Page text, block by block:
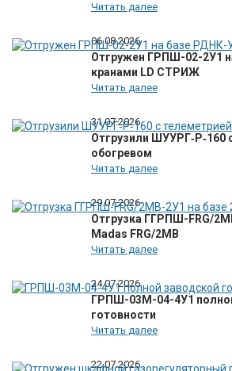
Читать далее
06.08.2026
Отгружен ГРПШ-02-2У1
кранами LD СТРИЖ
Читать далее
31.07.2026
Отгрузили ШУУРГ‑Р‑160
обогревом
Читать далее
29.07.2026
Отгрузка ГГРПШ-FRG/
Madas FRG/2MB
Читать далее
24.07.2026
ГРПШ-03М-04-4У1
готовности
Читать далее
22.07.2026